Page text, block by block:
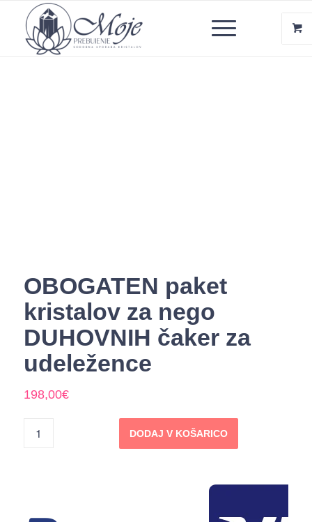
OBOGATEN paket
kristalov za nego
DUHOVNIH čaker za
udeležence
198,00€
DODAJ V KOŠARICO